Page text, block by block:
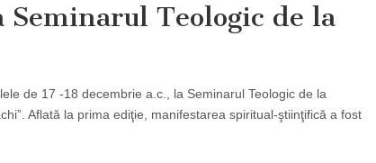
Teologic de la
de 17 -18 decembrie a.c., la Seminarul Teologic de la
Aflată la prima ediţie, manifestarea spiritual-ştiinţifică a fost